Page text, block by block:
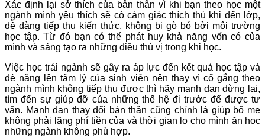
Xác định lại sở thích của bản thân vì khi bạn theo học một
ngành mình yêu thích sẽ có cảm giác thích thú khi đến lớp,
dễ dàng tiếp thu kiến thức, không bị gò bó bởi môi trường
học tập. Từ đó bạn có thể phát huy khả năng vốn có của
mình và sáng tạo ra những điều thú vị trong khi học.
Việc học trái ngành sẽ gây ra áp lực đến kết quả học tập và
đè nặng lên tâm lý của sinh viên nên thay vì cố gắng theo
ngành mình không tiếp thu được thì hãy mạnh dạn dừng lại,
tìm đến sự giúp đỡ của những thế hệ đi trước để được tư
vấn. Mạnh dạn thay đổi bản thân cũng chính là giúp bố mẹ
không phải lãng phí tiền của và thời gian lo cho mình ăn học
những ngành không phù hợp.